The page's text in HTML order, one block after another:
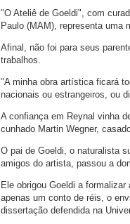
"O Ateliê de Goeldi", com
Paulo (MAM), representa uma
Afinal, não foi para seus
trabalhos.
"A minha obra artística ficará
nacionais ou estrangeiros, ou
A confiança em Reynal vinha
cunhado Martin Wegner,
O pai de Goeldi, o naturalista
amigos do artista, passou a
Ele obrigou Goeldi a
apenas um conto de réis, o
dissertação defendida na